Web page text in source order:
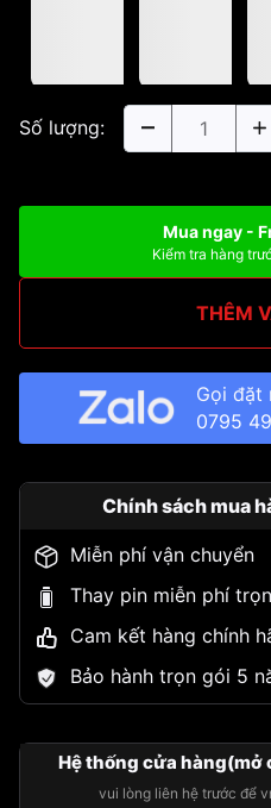
Số lượng:
Mua ngay -
Kiểm tra hàng
THÊM
Gọi đặt
0795
Chính sách mua
Miễn phí vận chuyển
Thay pin miễn phí
Cam kết hàng chính
Bảo hành trọn gói 5
Hệ thống cửa
vui lòng liên hệ trước để